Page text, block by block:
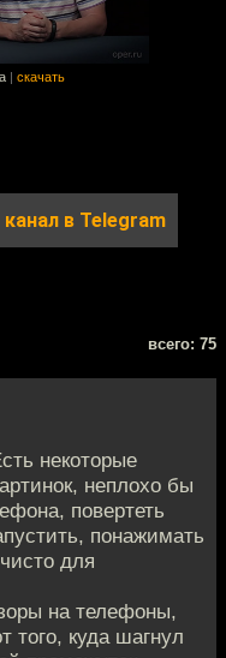
скачать
канал в Telegram
всего: 75
некоторые
неплохо бы
повертеть
понажимать
для
на телефоны,
того, куда шагнул